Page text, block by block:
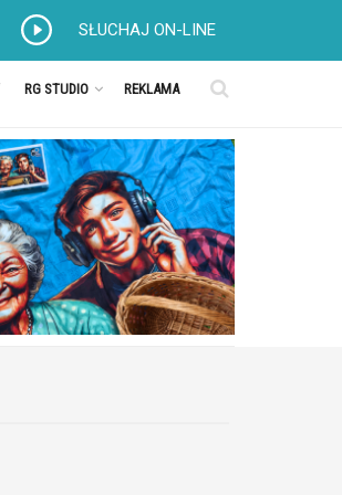
SŁUCHAJ ON-LINE
RG STUDIO REKLAMA